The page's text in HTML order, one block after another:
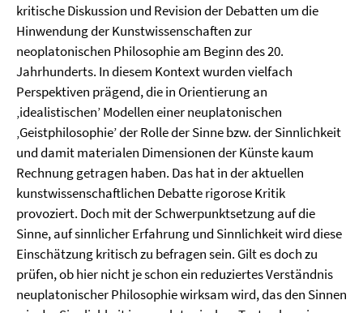
kritische Diskussion und Revision der Debatten um die
Hinwendung der Kunstwissenschaften zur
neoplatonischen Philosophie am Beginn des 20.
Jahrhunderts. In diesem Kontext wurden vielfach
Perspektiven prägend, die in Orientierung an
‚idealistischen’ Modellen einer neuplatonischen
‚Geistphilosophie’ der Rolle der Sinne bzw. der Sinnlichkeit
und damit materialen Dimensionen der Künste kaum
Rechnung getragen haben. Das hat in der aktuellen
kunstwissenschaftlichen Debatte rigorose Kritik
provoziert. Doch mit der Schwerpunktsetzung auf die
Sinne, auf sinnlicher Erfahrung und Sinnlichkeit wird diese
Einschätzung kritisch zu befragen sein. Gilt es doch zu
prüfen, ob hier nicht je schon ein reduziertes Verständnis
neuplatonischer Philosophie wirksam wird, das den Sinnen